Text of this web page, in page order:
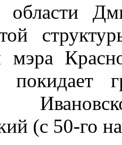
области
мэра
покидает
(с 50-го